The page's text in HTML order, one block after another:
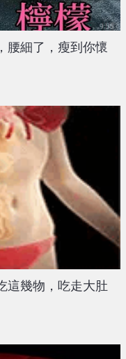
腰細了，瘦到你懷
這幾物，吃走大肚